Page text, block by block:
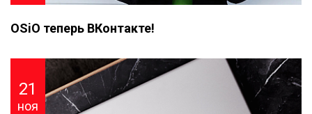
OSiO теперь ВКонтакте!
21
ноя